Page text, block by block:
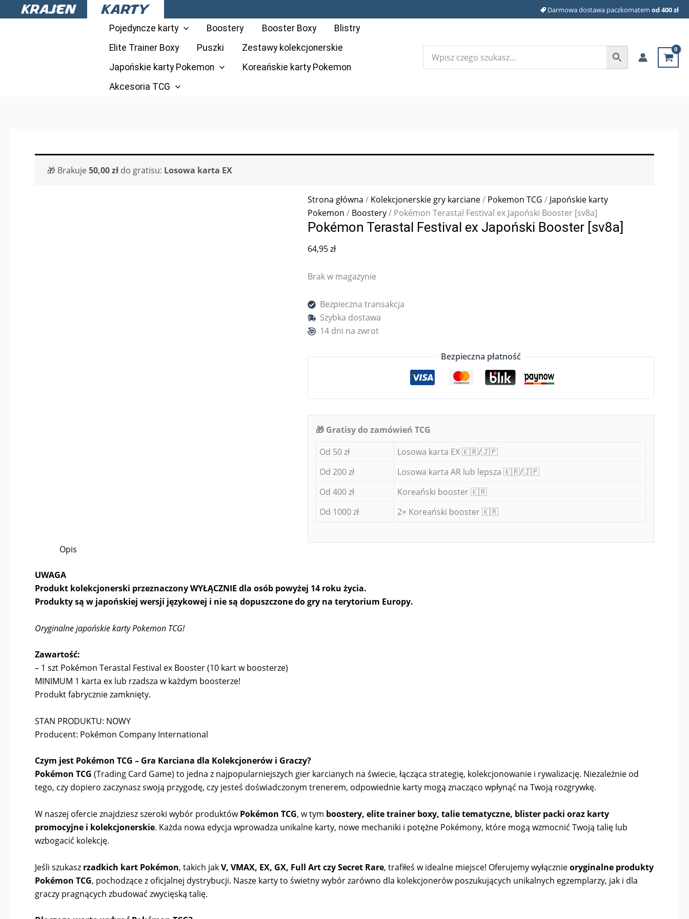
Przejdź
do
Darmowa dostawa paczkomatem od 400 zł
Pojedyncze karty Boostery Booster Boxy
Blistry
Elite Trainer Boxy
Puszki
Zestawy kolekcjonerskie
Japońskie karty Pokemon
Koreańskie karty Pokemon
Akcesoria TCG
🎁 Brakuje 50,00zł do gratisu: Losowa karta EX
Strona główna / Kolekcjonerskie gry karciane/ Pokemon TCG / Japońskie karty
Pokemon / Boostery/ Pokémon Terastal Festival ex Japoński Booster [sv8a]
Pokémon Terastal Festival ex Japoński Booster [sv8a]
64,95zł
Brak w magazynie
Bezpieczna transakcja
Szybka dostawa
14 dni na zwrot
Bezpieczna płatność
🎁 Gratisy do zamówień TCG
Od 50 zł
Losowa karta EX 🇰🇷/🇯🇵
Od 200 zł
Losowa karta AR lub lepsza 🇰🇷/🇯🇵
Od 400 zł
Koreański booster 🇰🇷
Od 1000 zł
2× Koreański booster 🇰🇷
Opis
UWAGA
Produkt kolekcjonerski przeznaczony WYŁĄCZNIE dla osób powyżej 14 roku życia.
Produkty są w japońskiej wersji językowej i nie są dopuszczone do gry na terytorium Europy.
Oryginalne japońskie karty Pokemon TCG!
Zawartość:
– 1 szt Pokémon Terastal Festival ex Booster (10 kart w boosterze)
MINIMUM 1 karta ex lub rzadsza w każdym boosterze!
Produkt fabrycznie zamknięty.
STAN PRODUKTU: NOWY
Producent: Pokémon Company International
Czym jest Pokémon TCG – Gra Karciana dla Kolekcjonerów i Graczy?
Pokémon TCG (Trading Card Game) to jedna z najpopularniejszych gier karcianych na świecie, łącząca strategię, kolekcjonowanie i rywalizację. Niezależnie od
tego, czy dopiero zaczynasz swoją przygodę, czy jesteś doświadczonym trenerem, odpowiednie karty mogą znacząco wpłynąć na Twoją rozgrywkę.
W naszej ofercie znajdziesz szeroki wybór produktówPokémon TCG, w tym boostery, elite trainer boxy, talie tematyczne, blister packi oraz karty
promocyjne i kolekcjonerskie. Każda nowa edycja wprowadza unikalne karty, nowe mechaniki i potężne Pokémony, które mogą wzmocnić Twoją talię lub
wzbogacić kolekcję.
Jeśli szukasz rzadkich kart Pokémon, takich jakV, VMAX, EX, GX, Full Art czy Secret Rare, trafiłeś w idealne miejsce! Oferujemy wyłącznieoryginalne produkty
Pokémon TCG, pochodzące z oficjalnej dystrybucji. Nasze karty to świetny wybór zarówno dla kolekcjonerów poszukujących unikalnych egzemplarzy, jak i dla
graczy pragnących zbudować zwycięską talię.